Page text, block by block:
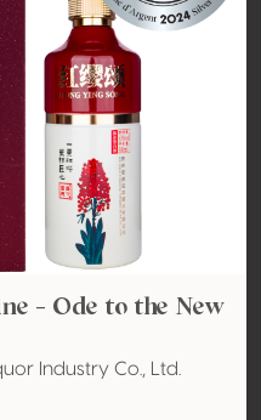
- Ode to the New
Industry Co., Ltd.